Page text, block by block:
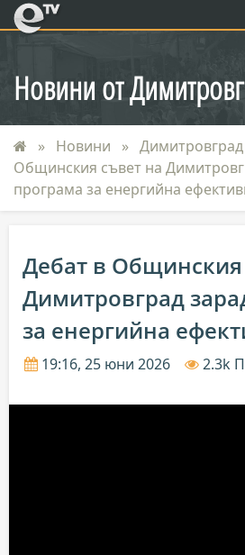
eTV
Новини от
Новини Димитровград
Общинския съвет на
програма за енергийна
Дебат в Общинския
Димитровград
за енергийна
19:16, 25 юни 2026 2.3k